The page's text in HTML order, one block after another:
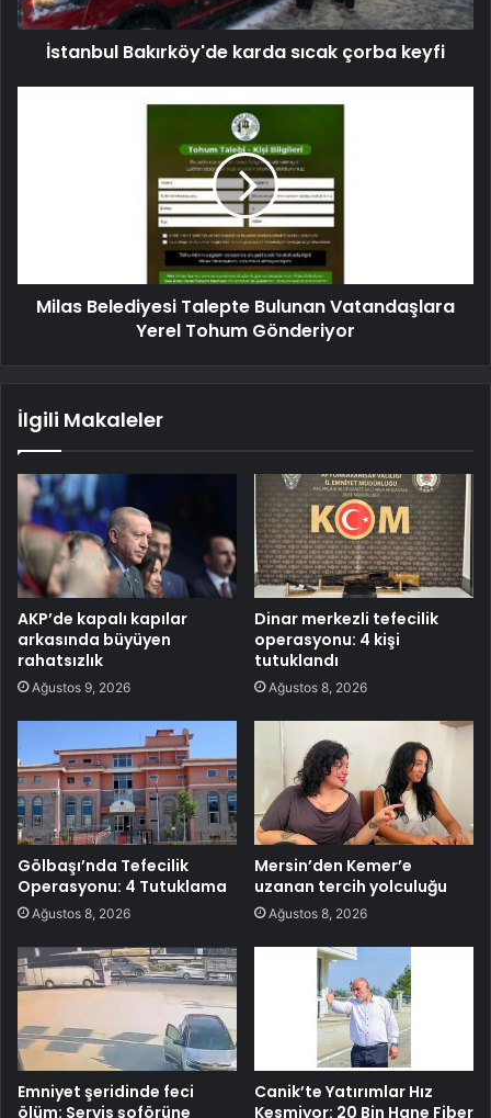
İstanbul Bakırköy'de karda sıcak çorba keyfi
Milas Belediyesi Talepte Bulunan Vatandaşlara
Yerel Tohum Gönderiyor
İlgili Makaleler
AKP’de kapalı kapılar
arkasında büyüyen
rahatsızlık
Ağustos 9, 2026
Dinar merkezli tefecilik
operasyonu: 4 kişi
tutuklandı
Ağustos 8, 2026
Gölbaşı’nda Tefecilik
Operasyonu: 4 Tutuklama
Ağustos 8, 2026
Mersin’den Kemer’e
uzanan tercih yolculuğu
Ağustos 8, 2026
Emniyet şeridinde feci
ölüm: Servis şoförüne
Canik’te Yatırımlar Hız
Kesmiyor: 20 Bin Hane Fiber